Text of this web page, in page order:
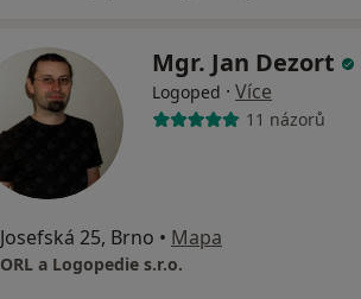
Mgr. Jan Dezort
Logoped · Více
11 názorů
Josefská 25, Brno • Mapa
ORL a Logopedie s.r.o.